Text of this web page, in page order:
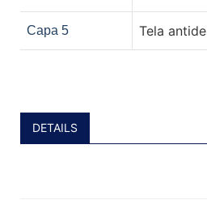
Capa 5 Tela
DETAILS